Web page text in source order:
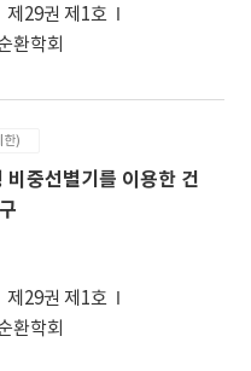
제29권 제1호
환학회
한)
중선별기를 이용한 건
제29권 제1호
환학회